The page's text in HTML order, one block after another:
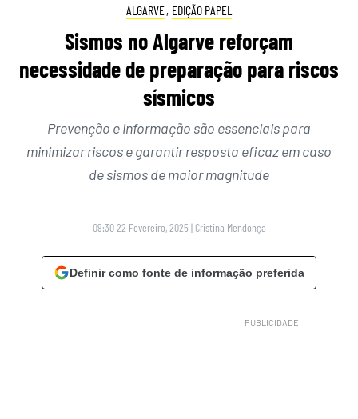
ALGARVE, EDIÇÃO PAPEL
Sismos no Algarve reforçam
necessidade de preparação para riscos
sísmicos
Prevenção e informação são essenciais para
minimizar riscos e garantir resposta eficaz em caso
de sismos de maior magnitude
09:30 22 Fevereiro, 2025 | Cristina Mendonça
Definir como fonte de informação preferida